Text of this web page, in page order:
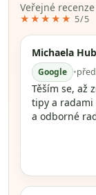
Veřejné
★★★★★ 5/5
Michaela
Google •
Těším se, až
tipy a radami
a odborné